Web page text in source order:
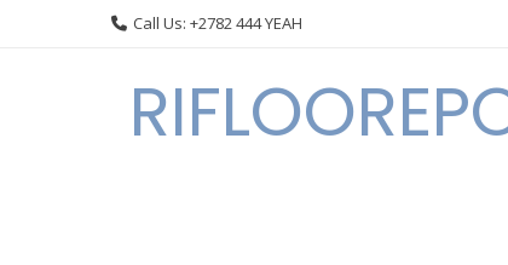
Call Us: +2782 444 YEAH